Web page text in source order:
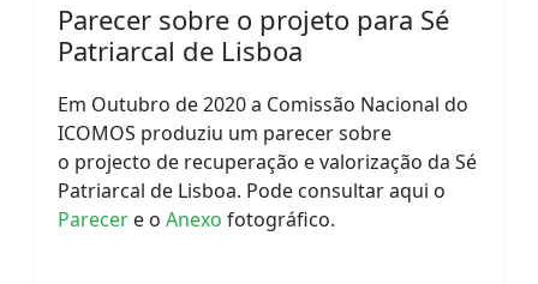
Parecer sobre o projeto para Sé
Patriarcal de Lisboa
Em Outubro de 2020 a Comissão Nacional do
ICOMOS produziu um parecer sobre
o projecto de recuperação e valorização da Sé
Patriarcal de Lisboa. Pode consultar aqui o
Parecer e o Anexo fotográfico.